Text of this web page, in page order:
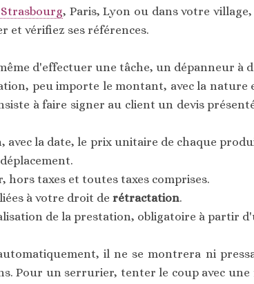
, Paris, Lyon ou dans votre
et vérifiez ses références.
d'effectuer une tâche, un dépanneur à
peu importe le montant, avec la
à faire signer au client un devis
avec la date, le prix unitaire de chaque
hors taxes et toutes taxes comprises.
à votre droit de rétractation.
de la prestation, obligatoire à partir
il ne se montrera ni
Pour un serrurier, tenter le coup avec